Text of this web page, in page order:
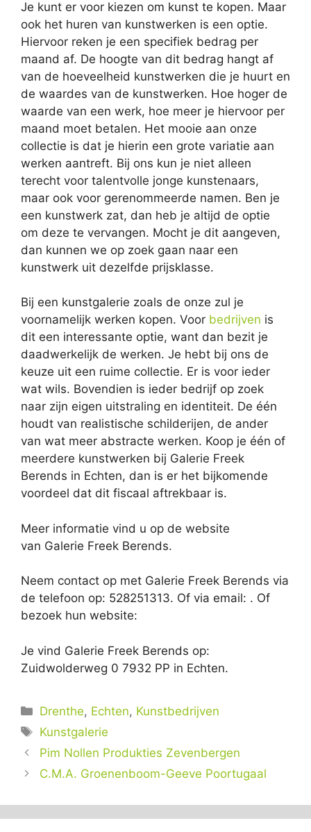
Je kunt er voor kiezen om kunst te kopen. Maar
ook het huren van kunstwerken is een optie.
Hiervoor reken je een specifiek bedrag per
maand af. De hoogte van dit bedrag hangt af
van de hoeveelheid kunstwerken die je huurt en
de waardes van de kunstwerken. Hoe hoger de
waarde van een werk, hoe meer je hiervoor per
maand moet betalen. Het mooie aan onze
collectie is dat je hierin een grote variatie aan
werken aantreft. Bij ons kun je niet alleen
terecht voor talentvolle jonge kunstenaars,
maar ook voor gerenommeerde namen. Ben je
een kunstwerk zat, dan heb je altijd de optie
om deze te vervangen. Mocht je dit aangeven,
dan kunnen we op zoek gaan naar een
kunstwerk uit dezelfde prijsklasse.
Bij een kunstgalerie zoals de onze zul je
voornamelijk werken kopen. Voor bedrijven is
dit een interessante optie, want dan bezit je
daadwerkelijk de werken. Je hebt bij ons de
keuze uit een ruime collectie. Er is voor ieder
wat wils. Bovendien is ieder bedrijf op zoek
naar zijn eigen uitstraling en identiteit. De één
houdt van realistische schilderijen, de ander
van wat meer abstracte werken. Koop je één of
meerdere kunstwerken bij Galerie Freek
Berends in Echten, dan is er het bijkomende
voordeel dat dit fiscaal aftrekbaar is.
Meer informatie vind u op de website
van Galerie Freek Berends.
Neem contact op met Galerie Freek Berends via
de telefoon op: 528251313. Of via email: . Of
bezoek hun website:
Je vind Galerie Freek Berends op:
Zuidwolderweg 0 7932 PP in Echten.
Categorieën
Drenthe, Echten, Kunstbedrijven
Tags
Kunstgalerie
Pim Nollen Produkties Zevenbergen
C.M.A. Groenenboom-Geeve Poortugaal